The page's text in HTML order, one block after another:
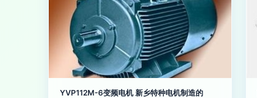
YVP112M-6变频电机 新乡特种电机制造的